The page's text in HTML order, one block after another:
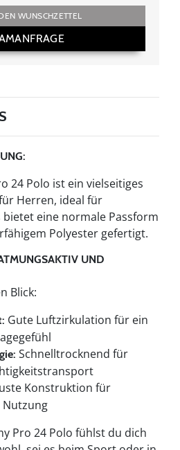
WUNSCHZETTEL
24 Polo ist ein vielseitiges
Herren, ideal für
bietet eine normale Passform
Polyester gefertigt.
UND
Blick:
Gute Luftzirkulation für ein
Schnelltrocknend für
Konstruktion für
Nutzung
Pro 24 Polo fühlst du dich